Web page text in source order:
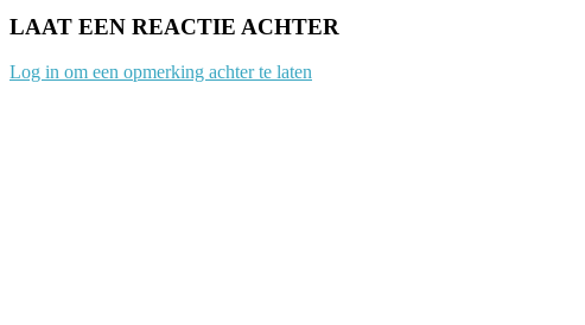
LAAT EEN REACTIE ACHTER
Log in om een opmerking achter te laten